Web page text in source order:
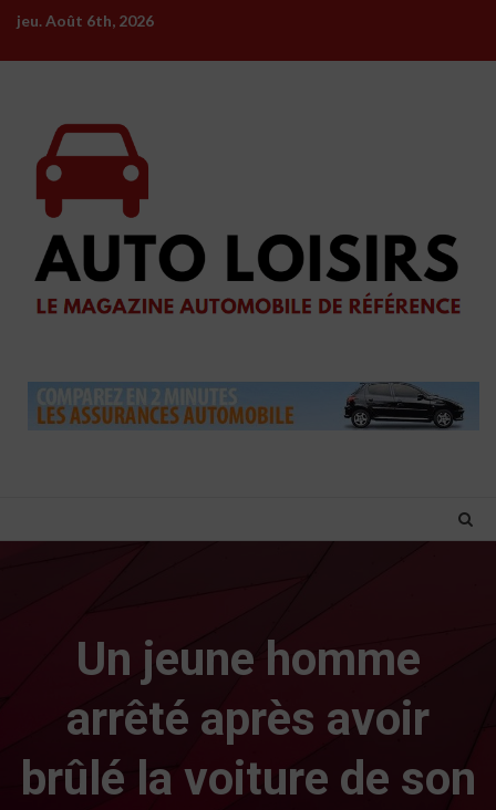
Skip
content
jeu. Août 6th, 2026
Un jeune homme
arrêté après avoir
brûlé la voiture de son